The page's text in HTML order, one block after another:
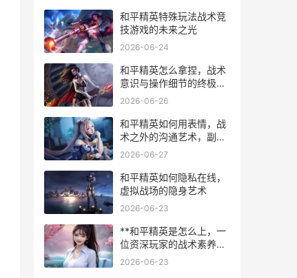
和平精英特殊玩法战术竞
技游戏的未来之光
2026-06-24
和平精英怎么拿捏，战术
意识与操作细节的终极指
南
2026-06-26
和平精英如何用表情，战
术之外的沟通艺术，副标
题，指尖舞动的无声战歌
2026-06-27
和平精英如何隐私在线，
虚拟战场的隐身艺术
2026-06-23
**和平精英是怎么上，一
位资深玩家的战术素养沉
思录**
2026-06-23